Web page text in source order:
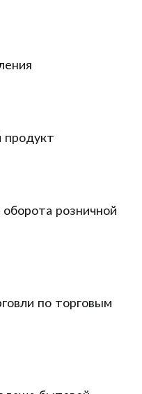
продукт
розничной
по торговым